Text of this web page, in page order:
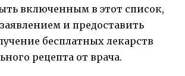
включенным в этот список,
и предоставить
бесплатных лекарств
рецепта от врача.